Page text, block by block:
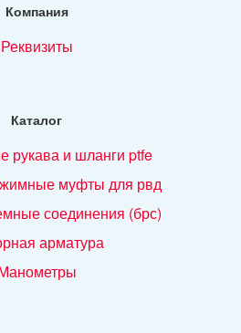
Компания
реквизиты
Каталог
рукава и шланги ptfe
муфты для рвд
соединения (брс)
арматура
манометры